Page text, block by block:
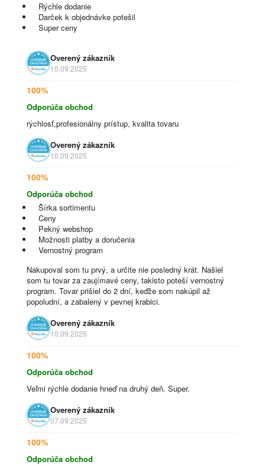
Rýchle dodanie
Darček k objednávke potešil
Super ceny
Overený zákazník
10.09.2025
100%
Odporúča obchod
rýchlosť,profesionálny prístup, kvalita tovaru
Overený zákazník
10.09.2025
100%
Odporúča obchod
Šírka sortimentu
Ceny
Pekný webshop
Možnosti platby a doručenia
Vernostný program
Nakupoval som tu prvý, a určite nie posledný krát. Našiel
som tu tovar za zaujímavé ceny, takisto poteší vernostný
program. Tovar prišiel do 2 dní, keďže som nakúpil až
popoludní, a zabalený v pevnej krabici.
Overený zákazník
10.09.2025
100%
Odporúča obchod
Veľmi rýchle dodanie hneď na druhý deň. Super.
Overený zákazník
07.09.2025
100%
Odporúča obchod